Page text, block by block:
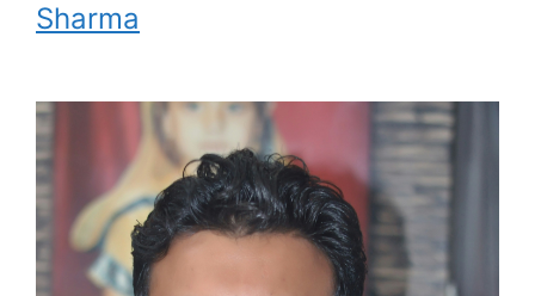
Sharma